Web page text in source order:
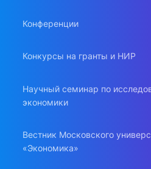
Конференции
Конкурсы на гранты и НИР
Научный семинар по
экономики
Вестник Московского
«Экономика»